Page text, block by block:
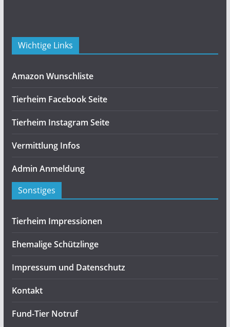
Wichtige Links
Amazon Wunschliste
Tierheim Facebook Seite
Tierheim Instagram Seite
Vermittlung Infos
Admin Anmeldung
Sonstiges
Tierheim Impressionen
Ehemalige Schützlinge
Impressum und Datenschutz
Kontakt
Fund-Tier Notruf